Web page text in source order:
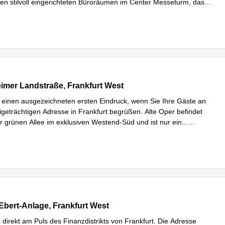
stilvoll eingerichteten Büroräumen im Center Messeturm, das
Landstraße 17-19, Frankfurt West
Landstraße, Frankfurt West
ausgezeichneten ersten Eindruck, wenn Sie Ihre Gäste an
Adresse in Frankfurt begrüßen. Alte Oper befindet
grünen Allee im exklusiven Westend-Süd und ist nur ein
Anlage 36, Frankfurt West
Anlage, Frankfurt West
direkt am Puls des Finanzdistrikts von Frankfurt. Die Adresse